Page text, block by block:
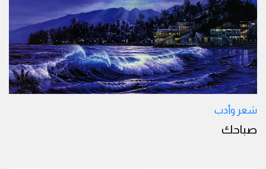
شعر وأدب
صباحك